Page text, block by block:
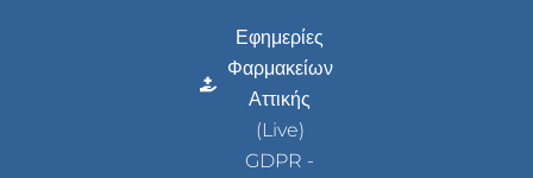
Εφημερίες
Φαρμακείων
Αττικής
(Live)
GDPR -